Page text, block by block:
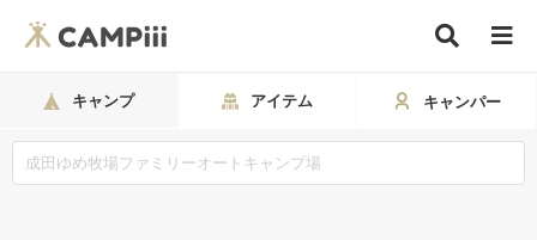
キャンプ アイテム キャンパー